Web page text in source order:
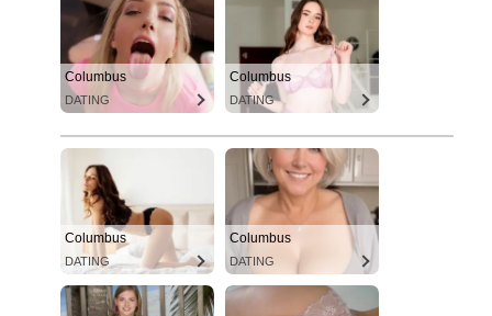
Columbus
DATING
Columbus
DATING
Columbus
DATING
Columbus
DATING